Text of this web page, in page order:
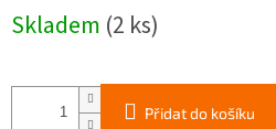
cena:
Skladem (2 ks)
Přidat do košíku